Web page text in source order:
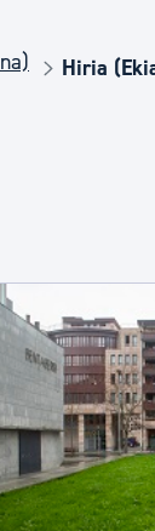
Hiria